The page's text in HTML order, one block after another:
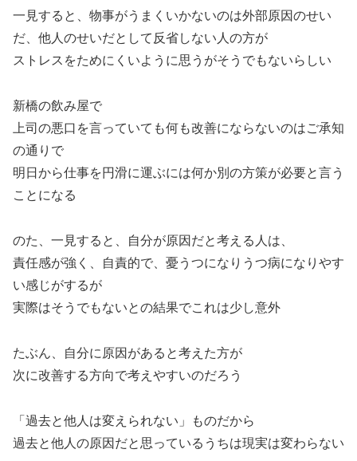
一見すると、物事がうまくいかないのは外部原因のせい
だ、他人のせいだとして反省しない人の方が
ストレスをためにくいように思うがそうでもないらしい
新橋の飲み屋で
上司の悪口を言っていても何も改善にならないのはご承知
の通りで
明日から仕事を円滑に運ぶには何か別の方策が必要と言う
ことになる
のた、一見すると、自分が原因だと考える人は、
責任感が強く、自責的で、憂うつになりうつ病になりやす
い感じがするが
実際はそうでもないとの結果でこれは少し意外
たぶん、自分に原因があると考えた方が
次に改善する方向で考えやすいのだろう
「過去と他人は変えられない」ものだから
過去と他人の原因だと思っているうちは現実は変わらない